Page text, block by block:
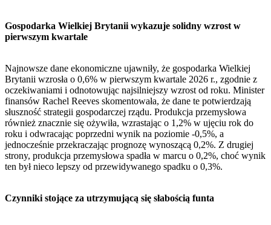
Gospodarka Wielkiej Brytanii wykazuje solidny wzrost w
pierwszym kwartale
Najnowsze dane ekonomiczne ujawniły, że gospodarka Wielkiej
Brytanii wzrosła o 0,6% w pierwszym kwartale 2026 r., zgodnie z
oczekiwaniami i odnotowując najsilniejszy wzrost od roku. Minister
finansów Rachel Reeves skomentowała, że dane te potwierdzają
słuszność strategii gospodarczej rządu. Produkcja przemysłowa
również znacznie się ożywiła, wzrastając o 1,2% w ujęciu rok do
roku i odwracając poprzedni wynik na poziomie -0,5%, a
jednocześnie przekraczając prognozę wynoszącą 0,2%. Z drugiej
strony, produkcja przemysłowa spadła w marcu o 0,2%, choć wynik
ten był nieco lepszy od przewidywanego spadku o 0,3%.
Czynniki stojące za utrzymującą się słabością funta